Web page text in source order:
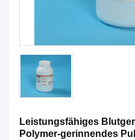
Leistungsfähiges
Polymer-gerinnendes